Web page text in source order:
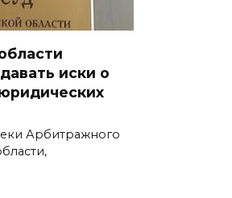
иски о
Арбитражного